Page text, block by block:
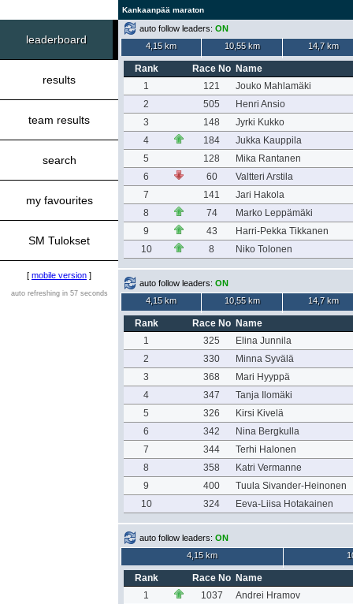
Kankaanpää maraton
leaderboard
results
team results
search
my favourites
SM Tulokset
[ mobile version ]
auto refreshing in 57 seconds
auto follow leaders: ON
4,15 km
10,55 km 14,7 km
Rank Race No Name
1
121
Jouko Mahlamäki
2
505
Henri Ansio
3
148
Jyrki Kukko
4
184
Jukka Kauppila
5
128
Mika Rantanen
6
60
Valtteri Arstila
7
141
Jari Hakola
8
74
Marko Leppämäki
9
43
Harri-Pekka Tikkanen
10
8 Niko Tolonen
auto follow leaders: ON
4,15 km
10,55 km 14,7 km
Rank Race No Name
1
325
Elina Junnila
2
330
Minna Syvälä
3
368
Mari Hyyppä
4
347
Tanja Ilomäki
5
326
Kirsi Kivelä
6
342
Nina Bergkulla
7
344
Terhi Halonen
8
358
Katri Vermanne
9
400
Tuula Sivander-Heinonen
10
324 Eeva-Liisa Hotakainen
auto follow leaders: ON
4,15 km
Rank Race No Name
1
1037
Andrei Hramov